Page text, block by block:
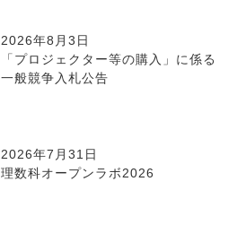
2026年8月3日
「プロジェクター等の購入」に係る
一般競争入札公告
2026年7月31日
理数科オープンラボ2026